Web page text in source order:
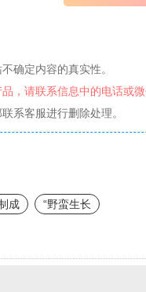
确定内容的真实性。
品，请联系信息中的电话或
系客服进行删除处理。
成 “野蛮生长